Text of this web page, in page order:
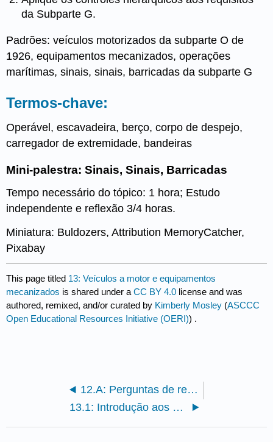
da Subparte G.
Padrões: veículos motorizados da subparte O de
1926, equipamentos mecanizados, operações
marítimas, sinais, sinais, barricadas da subparte G
Termos-chave:
Operável, escavadeira, berço, corpo de despejo,
carregador de extremidade, bandeiras
Mini-palestra: Sinais, Sinais, Barricadas
Tempo necessário do tópico: 1 hora; Estudo
independente e reflexão 3/4 horas.
Miniatura: Buldozers, Attribution MemoryCatcher,
Pixabay
This page titled 13: Veículos a motor e equipamentos
mecanizados is shared under aCC BY 4.0 license and was
authored, remixed, and/or curated by Kimberly Mosley (ASCCC
Open Educational Resources Initiative (OERI)) .
12.A: Perguntas de revisão
13.1: Introdução aos veículos motorizados e equipamentos mecanizados